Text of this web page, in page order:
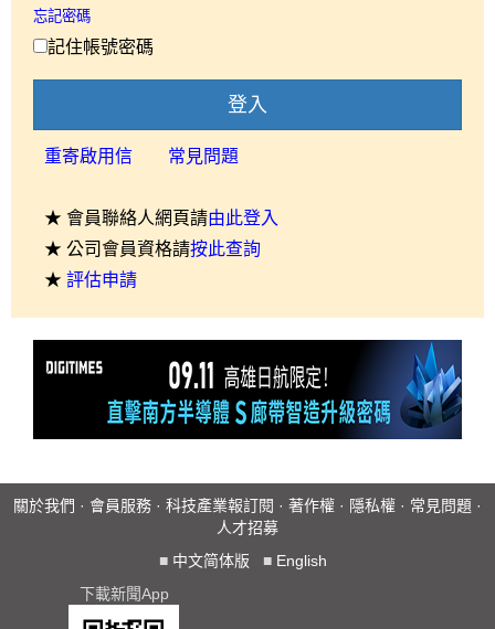
忘記密碼
記住帳號密碼
登入
重寄啟用信 常見問題
★ 會員聯絡人網頁請由此登入
★ 公司會員資格請按此查詢
★ 評估申請
關於我們 · 會員服務 · 科技產業報訂閱 · 著作權 · 隱私權 · 常見問題 ·
人才招募
■ 中文简体版 ■ English
下載新聞App